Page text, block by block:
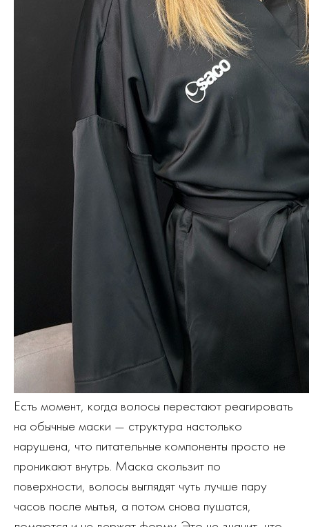
Есть момент, когда волосы перестают реагировать
на обычные маски — структура настолько
нарушена, что питательные компоненты просто не
проникают внутрь. Маска скользит по
поверхности, волосы выглядят чуть лучше пару
часов после мытья, а потом снова пушатся,